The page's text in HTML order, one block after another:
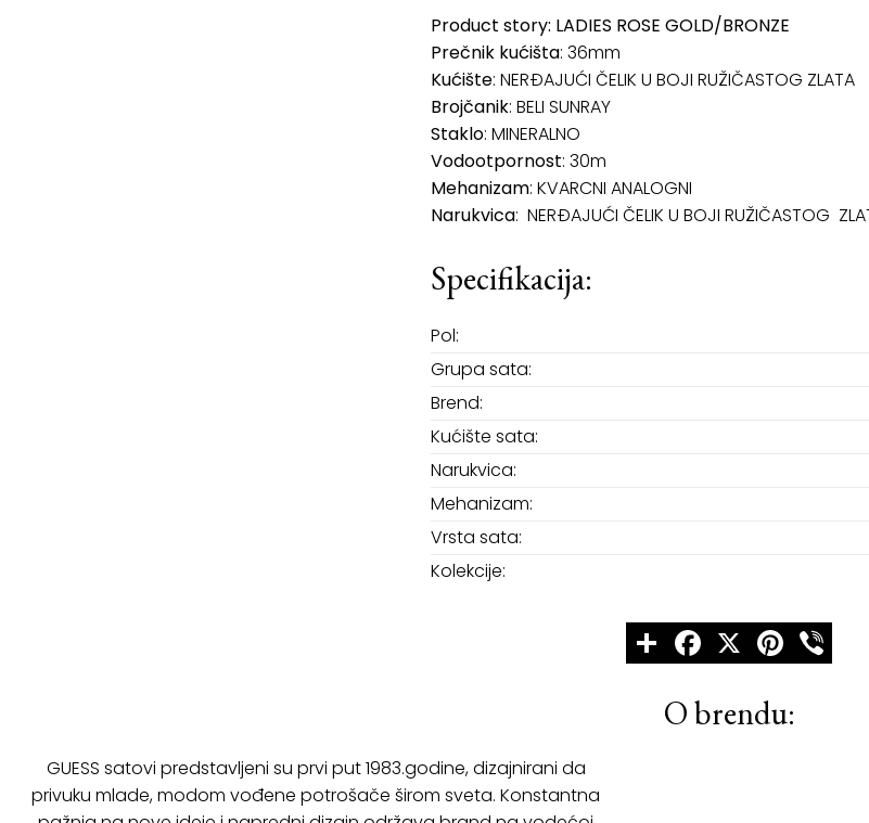
Product story: LADIES ROSE GOLD/BRONZE
Prečnik kućišta: 36mm
Kućište: NERĐAJUĆI ČELIK U BOJI RUŽIČASTOG ZLATA
Brojčanik: BELI SUNRAY
Staklo: MINERALNO
Vodootpornost: 30m
Mehanizam: KVARCNI ANALOGNI
Narukvica: NERĐAJUĆI ČELIK U BOJI RUŽIČASTOG
Specifikacija:
Pol:
Grupa sata:
Brend:
Kućište sata:
Narukvica:
Mehanizam:
Vrsta sata:
Kolekcije:
ShareFacebook
X Pinterest
O brendu:
GUESS satovi predstavljeni su prvi put 1983.godine, dizajnirani da
privuku mlade, modom vođene potrošače širom sveta. Konstantna